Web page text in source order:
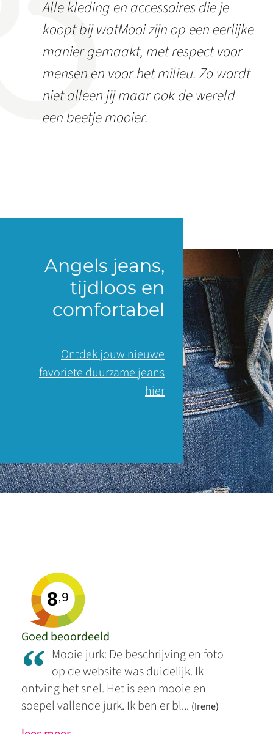
Alle kleding en accessoires die je
koopt bij watMooi zijn op een eerlijke
manier gemaakt, met respect voor
mensen en voor het milieu. Zo wordt
niet alleen jij maar ook de wereld
een beetje mooier.
Angels jeans,
tijdloos en
comfortabel
Ontdek jouw nieuwe
favoriete duurzame jeans
hier
8,9
Goed beoordeeld
“ Mooie jurk: De beschrijving en foto
op de website was duidelijk. Ik
ontving het snel. Het is een mooie en
soepel vallende jurk. Ik ben er bl... (Irene)